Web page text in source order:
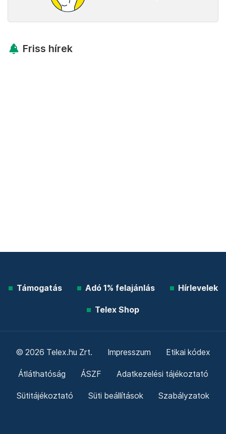
Friss hírek
Támogatás Adó 1% felajánlás Hírlevelek
Telex Shop
© 2026 Telex.hu Zrt. Impresszum Etikai kódex
Átláthatóság ÁSZF Adatkezelési tájékoztató
Sütitájékoztató Süti beállítások Szabályzatok